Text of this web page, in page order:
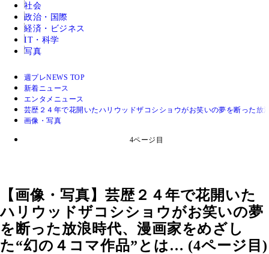
社会
政治・国際
経済・ビジネス
IT・科学
写真
週プレNEWS TOP
新着ニュース
エンタメニュース
芸歴２４年で花開いたハリウッドザコシショウがお笑いの夢を断った
画像・写真
4ページ目
【画像・写真】芸歴２４年で花開いた
ハリウッドザコシショウがお笑いの夢
を断った放浪時代、漫画家をめざし
た“幻の４コマ作品”とは… (4ページ目)